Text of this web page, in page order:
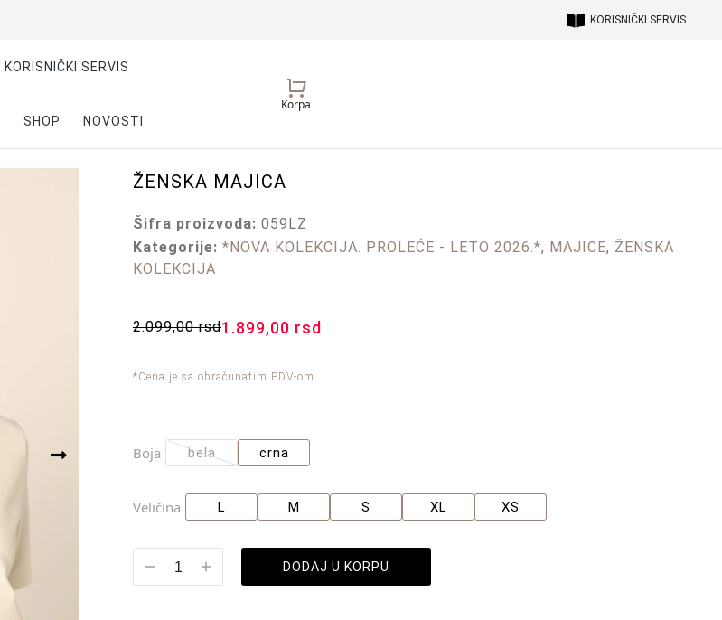
KORISNIČKI SERVIS
KORISNIČKI SERVIS
SHOP NOVOSTI
Vaš
nalog
Korpa
ŽENSKA MAJICA
Šifra proizvoda: 059LZ
Kategorije: *NOVA KOLEKCIJA. PROLEĆE - LETO 2026.*, MAJICE, ŽENSKA
KOLEKCIJA
2.099,00rsd1.899,00 rsd
*Cena je sa obračunatim PDV-om
Boja bela crna
Veličina L M S XL XS
DODAJ U KORPU